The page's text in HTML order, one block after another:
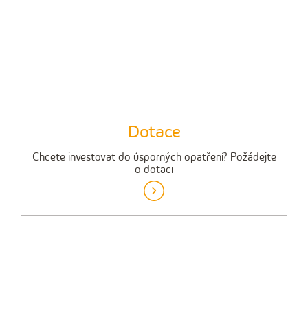
Dotace
Chcete investovat do úsporných opatření? Požádejte
o dotaci